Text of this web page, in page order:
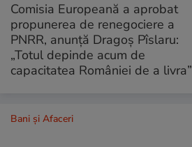
Comisia Europeană a aprobat
propunerea de renegociere a
PNRR, anunță Dragoș Pîslaru:
„Totul depinde acum de
capacitatea României de a livra”
Bani și Afaceri